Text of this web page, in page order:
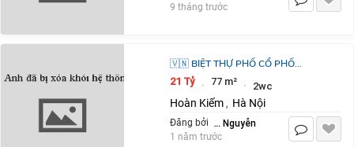
9 tháng trước
🇻🇳 BIỆT THỰ PHỐ CỔ PHỐ
NGUYỄN GIA THIỀU - GIÁ: 21TỶ HÀ
21 Tỷ · 77 m² · 2wc
Hoàn Kiếm , Hà Nội
Đăng bởi Ngọc Nguyễn
1 năm trước